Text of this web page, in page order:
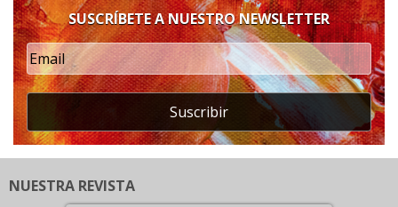
SUSCRÍBETE A NUESTRO NEWSLETTER
Suscribir
NUESTRA REVISTA